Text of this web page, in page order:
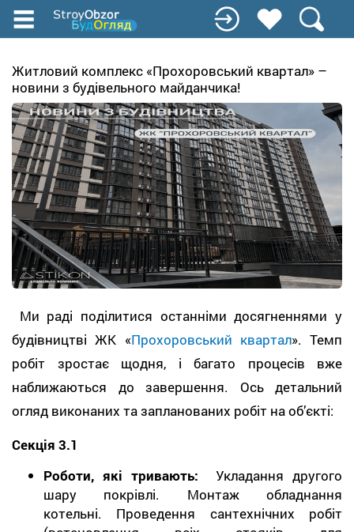
Перейти
до
вмісту
Житловий комплекс «Прохоровський квартал» –
новини з будівельного майданчика!
Ми раді поділитися останніми досягненнями у
будівництві ЖК «Прохоровський квартал». Темп
робіт зростає щодня, і багато процесів вже
наближаються до завершення. Ось детальний
огляд виконаних та запланованих робіт на об’єкті:
Секція 3.1
Роботи, які тривають:
Укладання другого
шару покрівлі. Монтаж обладнання
котельні. Проведення сантехнічних робіт